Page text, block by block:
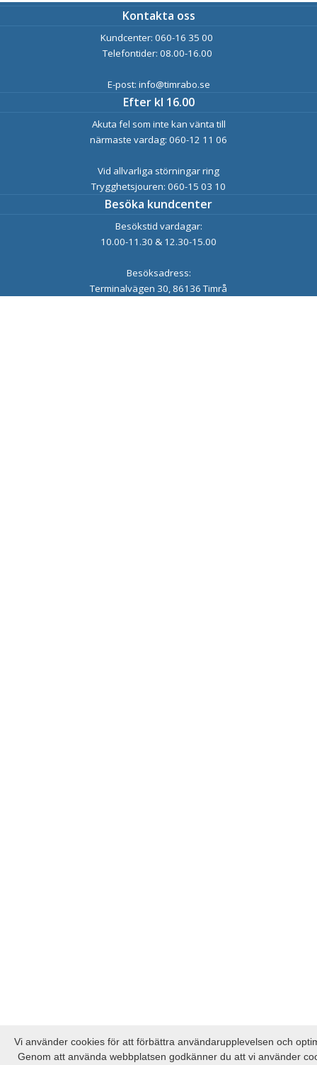
Kontakta oss
Kundcenter: 060-16 35 00
Telefontider: 08.00-16.00
E-post: info@timrabo.se
Efter kl 16.00
Akuta fel som inte kan vänta till
närmaste vardag: 060-12 11 06
Vid allvarliga störningar ring
Trygghetsjouren: 060-15 03 10
Besöka kundcenter
Besökstid vardagar:
10.00-11.30 & 12.30-15.00
Besöksadress:
Terminalvägen 30, 86136 Timrå
Vi använder cookies för att förbättra användarupplevelsen och
Genom att använda webbplatsen godkänner du att vi använder